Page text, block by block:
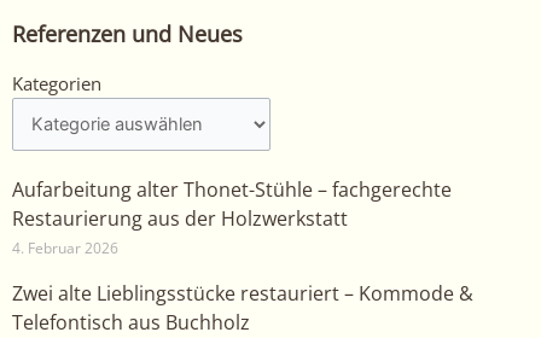
Referenzen und Neues
Kategorien
Kategorien
Aufarbeitung alter Thonet-Stühle – fachgerechte
Restaurierung aus der Holzwerkstatt
4. Februar 2026
Zwei alte Lieblingsstücke restauriert – Kommode &
Telefontisch aus Buchholz